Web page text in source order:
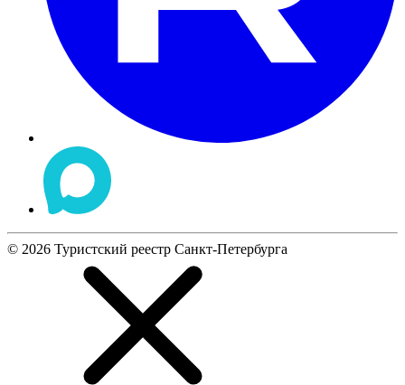
© 2026 Туристский реестр Санкт-Петербурга